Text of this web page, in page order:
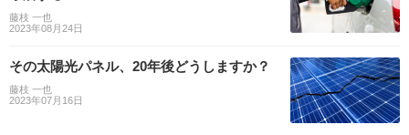
藤枝 一也
2023年08月24日
その太陽光パネル、20年後どうしますか？
藤枝 一也
2023年07月16日